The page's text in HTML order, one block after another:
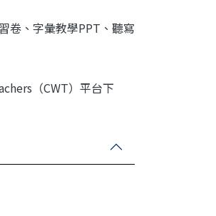
卷、字彙教學PPT、聽寫
（CWT）平台下